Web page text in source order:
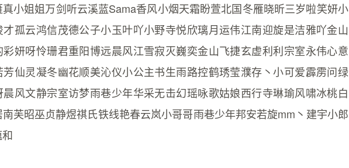
小姐姐万剑听云溪蓝Sama香风小烟天霜盼萱北国冬雁晓昕三岁啦笑妍小
才孤云鸿信茂德公子小玉叶吖小野寺悦欣璃月运伟江南迎旋是洁雅吖金山
彩妍呀怜珊君重阳博远晨风江雪寂灭巍奕金山飞捷玄虚利利宗室永伟心意
仙灵凝冬幽花顺美沁仪小公主书生雨路控鹤琇莹濮存丶小可爱霹雳问绿
风文静宗室访梦雨巷少年华采无击幻瑶咏歌姑娘西行寺琳瑜风啸冰桃白
芙昭巫贞静煜祺氏铁线艳春云岚小哥哥雨巷少年邦安若旋mm丶建宇小郎